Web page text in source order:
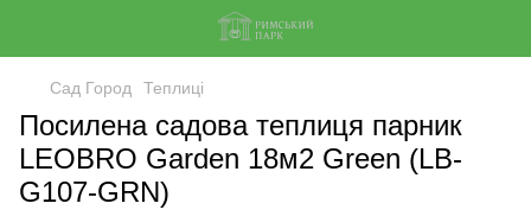
Сад Город Теплиці
Посилена садова теплиця парник
LEOBRO Garden 18м2 Green (LB-
G107-GRN)